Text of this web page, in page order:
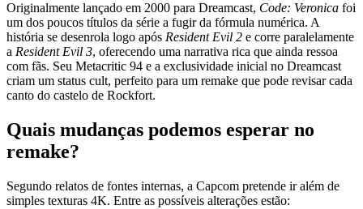
Originalmente lançado em 2000 para Dreamcast, Code: Veronica foi
um dos poucos títulos da série a fugir da fórmula numérica. A
história se desenrola logo após Resident Evil 2 e corre paralelamente
a Resident Evil 3, oferecendo uma narrativa rica que ainda ressoa
com fãs. Seu Metacritic 94 e a exclusividade inicial no Dreamcast
criam um status cult, perfeito para um remake que pode revisar cada
canto do castelo de Rockfort.
Quais mudanças podemos esperar no
remake?
Segundo relatos de fontes internas, a Capcom pretende ir além de
simples texturas 4K. Entre as possíveis alterações estão: